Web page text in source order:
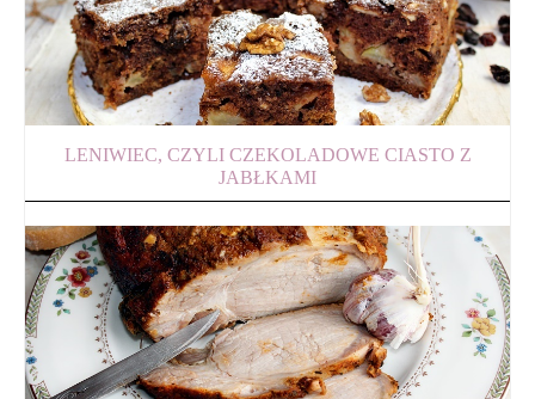
LENIWIEC, CZYLI CZEKOLADOWE CIASTO Z
JABŁKAMI